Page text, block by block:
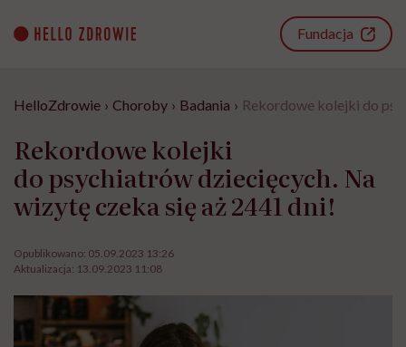
content
Fundacja
HelloZdrowie › Choroby › Badania › Rekordowe kolejki do
Rekordowe kolejki
do psychiatrów dziecięcych. Na
wizytę czeka się aż 2441 dni!
Opublikowano: 05.09.2023 13:26
Aktualizacja: 13.09.2023 11:08